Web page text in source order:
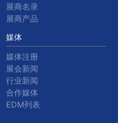
展商名录
展商产品
媒体
媒体注册
展会新闻
行业新闻
合作媒体
EDM列表